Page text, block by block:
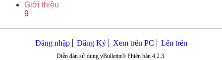
Giới thiệu
9
Đăng nhập Đăng Ký Xem trên PC Lên trên
Diễn đàn sử dụng vBulletin® Phiên bản 4.2.3.